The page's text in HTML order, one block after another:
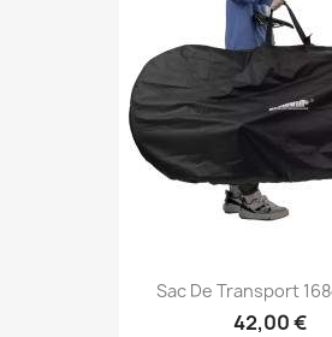
Sac De Transport
42,00 €